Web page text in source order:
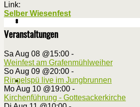
Link:
Selber Wiesenfest
Veranstaltungen
Sa Aug 08 @15:00 -
Weinfest am Grafenmühlweiher
So Aug 09 @20:00 -
Ringelspü live im Jungbrunnen
Mo Aug 10 @19:00 -
Kirchenführung - Gottesackerkirche